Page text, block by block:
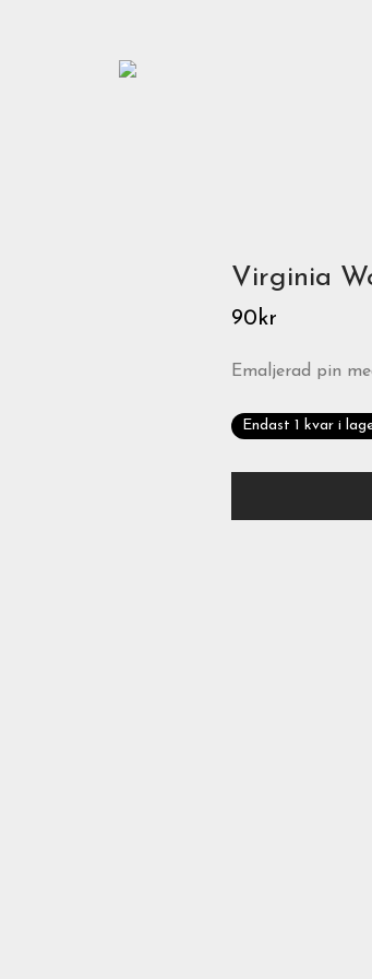
Virginia
90kr
Emaljerad pin
Endast 1 kvar i